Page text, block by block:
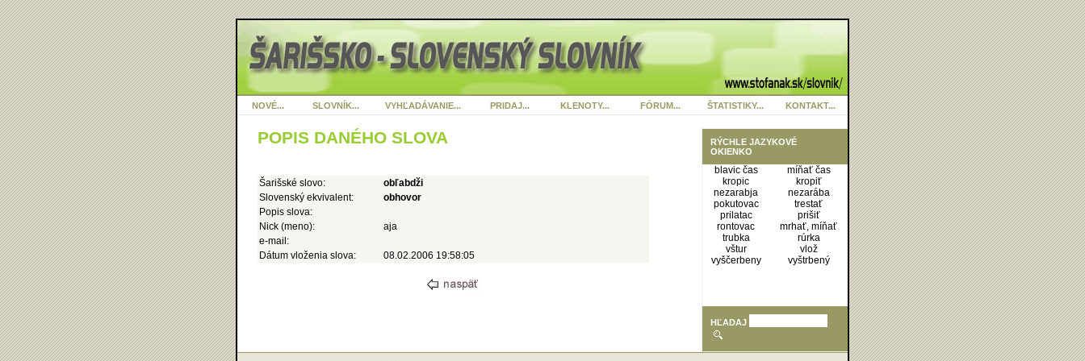
NOVÉ... SLOVNÍK... VYHĽADÁVANIE... PRIDAJ... KLENOTY... FÓRUM... ŠTATISTIKY... KONTAKT...
RÝCHLE JAZYKOVÉ
OKIENKO
blavic čas
míňať čas
kropic
kropiť
nezarabja
nezarába
pokutovac
trestať
prilatac
prišiť
rontovac
mrhať, míňať
trubka
rúrka
vštur
vlož
vyščerbeny
vyštrbený
HĽADAJ
POPIS DANÉHO SLOVA
Šarišské slovo:
obľabdži
Slovenský ekvivalent:
obhovor
Popis slova:
Nick (meno):
aja
e-mail:
Dátum vloženia slova:
08.02.2006 19:58:05